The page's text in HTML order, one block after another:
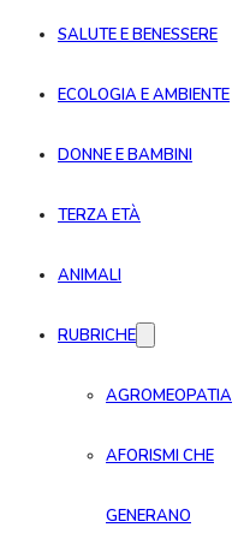
SALUTE E BENESSERE
ECOLOGIA E AMBIENTE
DONNE E BAMBINI
TERZA ETÀ
ANIMALI
RUBRICHE
AGROMEOPATIA
AFORISMI CHE
GENERANO